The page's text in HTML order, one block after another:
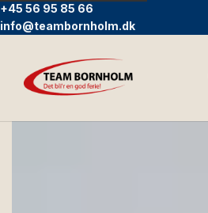
+45 56 95 85 66
info@teambornholm.dk